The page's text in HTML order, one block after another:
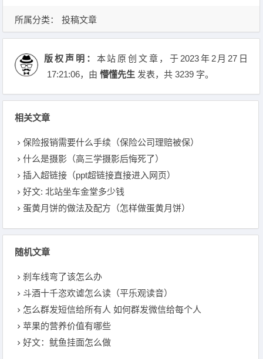
所属分类： 投稿文章
版权声明： 本站原创文章，于2023年2月27日
17:21:06，由懵懂先生 发表，共 3239 字。
相关文章
保险报销需要什么手续（保险公司理赔被保）
什么是摄影（高三学摄影后悔死了）
插入超链接（ppt超链接直接进入网页）
好文: 北站坐车金堂多少钱
蛋黄月饼的做法及配方（怎样做蛋黄月饼）
随机文章
刹车线弯了该怎么办
斗酒十千恣欢谑怎么读（平乐观读音）
怎么群发短信给所有人 如何群发微信给每个人
苹果的营养价值有哪些
好文：鱿鱼挂面怎么做